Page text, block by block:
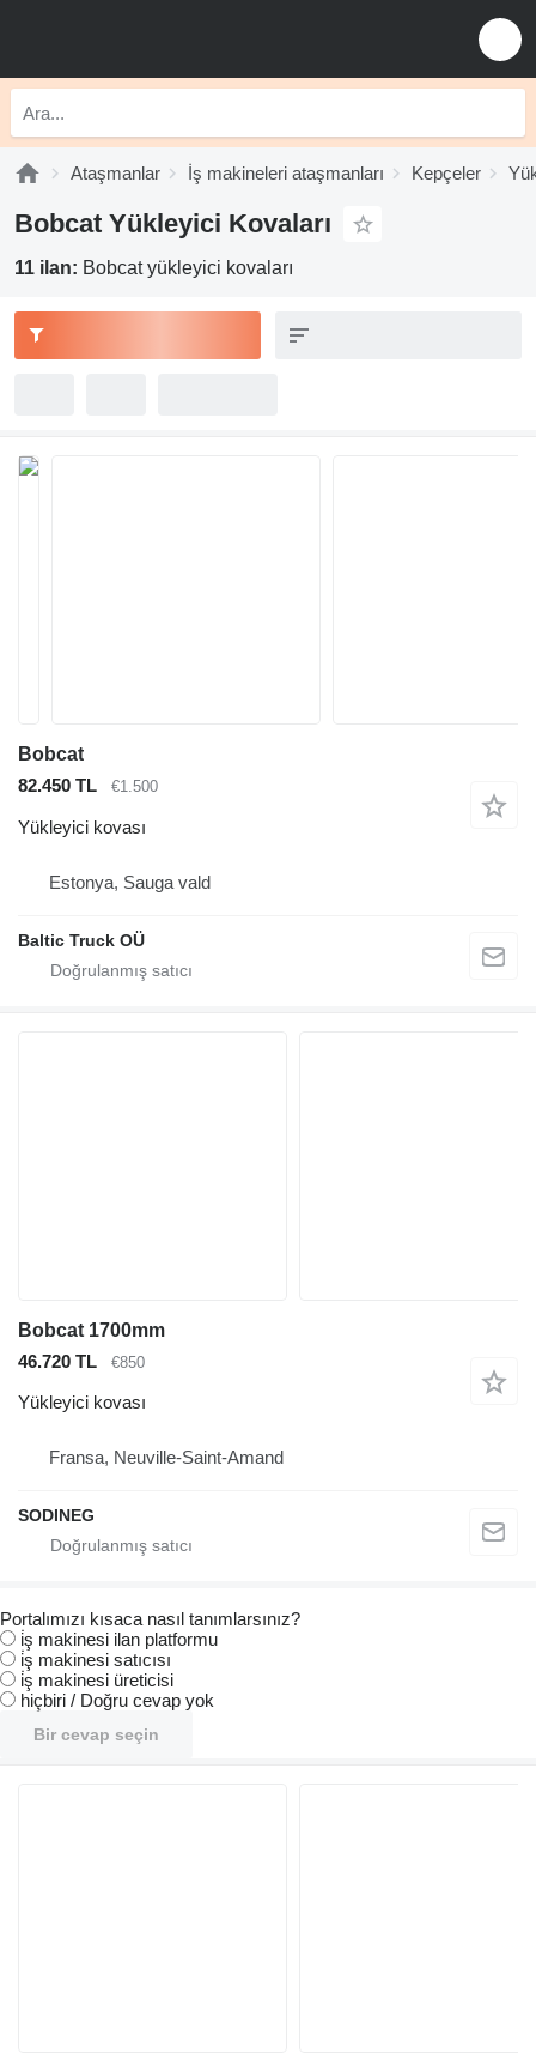
Ataşmanlar İş makineleri ataşmanları Kepçeler
Bobcat Yükleyici Kovaları
11 ilan: Bobcat yükleyici kovaları
Bobcat
82.450 TL
€1.500
Yükleyici kovası
Estonya, Sauga vald
Baltic Truck OÜ
Bobcat 1700mm
46.720 TL
€850
Yükleyici kovası
Fransa, Neuville-Saint-Amand
SODINEG
Portalımızı kısaca nasıl tanımlarsınız?
i̇ş makinesi ilan platformu
i̇ş makinesi satıcısı
i̇ş makinesi üreticisi
hiçbiri / Doğru cevap yok
Bir cevap seçin